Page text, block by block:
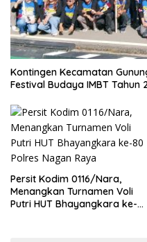
Kontingen Kecamatan
Festival Budaya IMBT Tahun
Persit Kodim 0116/Nara,
Menangkan Turnamen Voli
Putri HUT Bhayangkara ke-